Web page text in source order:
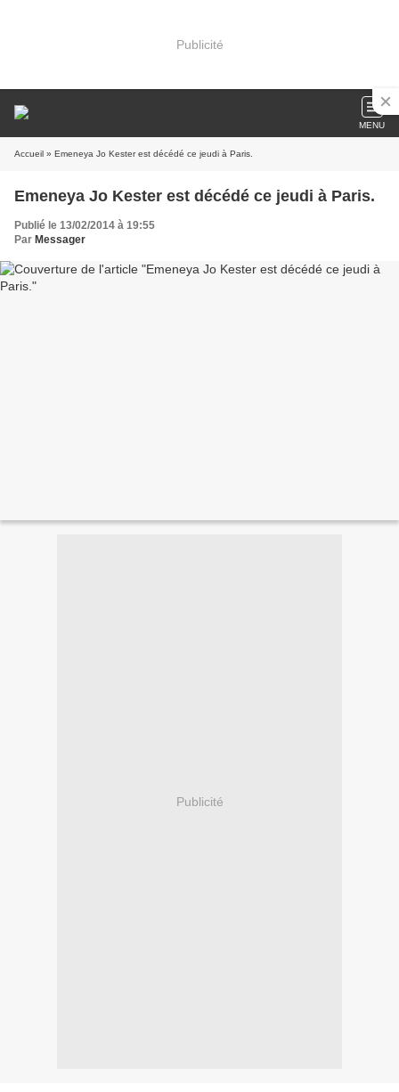
Publicité
MENU
Accueil » Emeneya Jo Kester est décédé ce jeudi à Paris.
Emeneya Jo Kester est décédé ce jeudi à Paris.
Publié le 13/02/2014 à 19:55
Par Messager
Publicité